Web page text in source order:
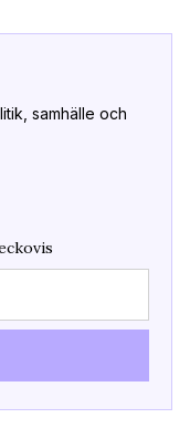
samhälle och